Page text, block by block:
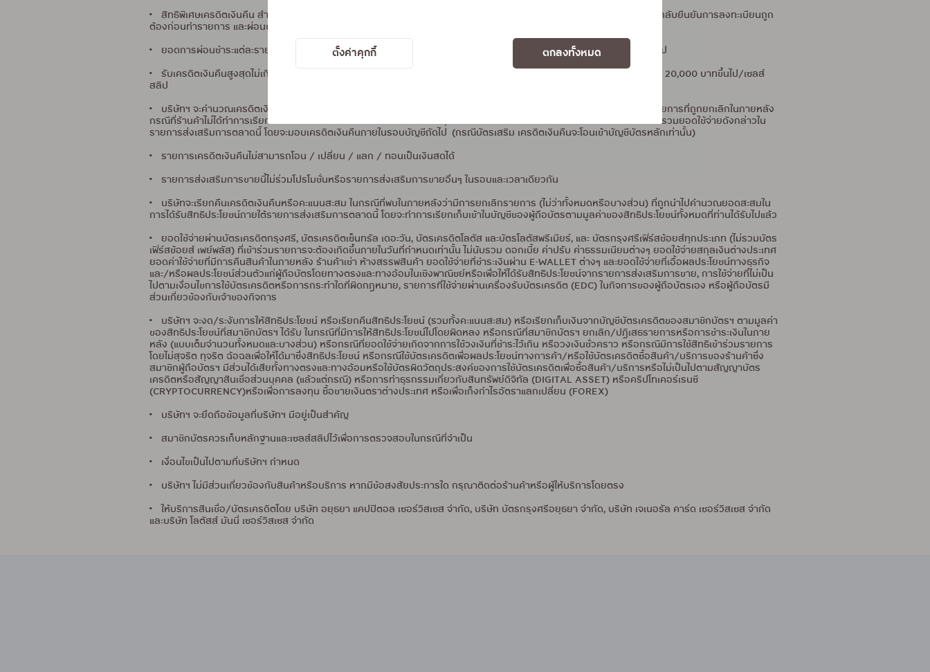
ตั้งค่าคุกกี้ ตกลงทั้งหมด
• สิทธิพิเศษเครดิตเงินคืน สำหรับลูกค้าที่ลงทะเบียน EDU2 ผ่านทางแอป UCHOOSE หรือผ่านทาง SMS และได้รับข้อความตอบกลับยืนยันการลงทะเบียนถูก
ต้องก่อนทำรายการ และผ่อนชำระสินค้าตามเงือนไขและข้อกำหนดของบริษัทฯ เท่านั้น
• ยอดการผ่อนชำระแต่ละรายการไม่สามารถนำมาสะสมหรือรวมกันได้ โดยจะคำนวณเครดิตเงินคืนจากยอดผ่อนชำระต่อเซสส์สลิป
• รับเครดิตเงินคืนสูงสุดไม่เกิน 45,000 บาท/บัญชีบัตรหลัก ตลอดรายการ โดยจะคำนวณเครดิตเงินคืนจากยอดผ่อนชำระตั้งแต่ 20,000 บาทขึ้นไป/เซลส์
สลิป
• บริษัทฯ จะคำนวณเครดิตเงินคืนหลังจากร้านค้าทำการเรียกเก็บยอดใช้จ่ายที่ถูกต้องครบถ้วนตามเงื่อนไข และไม่คำนวณรวมรายการที่ถูกยกเลิกในภายหลัง
กรณีที่ร้านค้าไม่ได้ทำการเรียกเก็บยอดใช้จ่ายภายใน 30 วัน นับจากวันสิ้นสุดรายการส่งเสริมการขาย บริษัทฯ ขอสงวนสิทธิ์ไม่นับรวมยอดใช้จ่ายดังกล่าวใน
รายการส่งเสริมการตลาดนี้ โดยจะมอบเครดิตเงินคืนภายในรอบบัญชีถัดไป (กรณีบัตรเสริม เครดิตเงินคืนจะโอนเข้าบัญชีบัตรหลักเท่านั้น)
• รายการเครดิตเงินคืนไม่สามารถโอน / เปลี่ยน / แลก / ทอนเป็นเงินสดได้
• รายการส่งเสริมการขายนี้ไม่ร่วมโปรโมชั่นหรือรายการส่งเสริมการขายอื่นๆ ในรอบและเวลาเดียวกัน
• บริษัทจะเรียกคืนเครดิตเงินคืนหรือคะแนนสะสม ในกรณีที่พบในภายหลังว่ามีการยกเลิกรายการ (ไม่ว่าทั้งหมดหรือบางส่วน) ที่ถูกนำไปคำนวณยอดสะสมใน
การได้รับสิทธิประโยชน์ภายใต้รายการส่งเสริมการตลาดนี้ โดยจะทำการเรียกเก็บเข้าในบัญชีของผู้ถือบัตรตามมูลค่าของสิทธิประโยชน์ทั้งหมดที่ท่านได้รับไปแล้ว
• ยอดใช้จ่ายผ่านบัตรเครดิตกรุงศรี, บัตรเครดิตเซ็นทรัล เดอะวัน, บัตรเครดิตโลตัส และบัตรโลตัสพรีเมียร์, และ บัตรกรุงศรีเฟิร์สช้อยส์ทุกประเภท (ไม่รวมบัตร
เฟิร์สช้อยส์ เพย์พลัส) ที่เข้าร่วมรายการจะต้องเกิดขึ้นภายในวันที่กำหนดเท่านั้น ไม่นับรวม ดอกเบี้ย ค่าปรับ ค่าธรรมเนียมต่างๆ ยอดใช้จ่ายสกุลเงินต่างประเทศ
ยอดค่าใช้จ่ายที่มีการคืนสินค้าในภายหลัง ร้านค้าเช่า ห้างสรรพสินค้า ยอดใช้จ่ายที่ชำระเงินผ่าน E-WALLET ต่างๆ และยอดใช้จ่ายที่เอื้อผลประโยชน์ทางธุรกิจ
และ/หรือผลประโยชน์ส่วนตัวแก่ผู้ถือบัตรโดยทางตรงและทางอ้อมในเชิงพาณิชย์หรือเพื่อให้ได้รับสิทธิประโยชน์จากรายการส่งเสริมการขาย, การใช้จ่ายที่ไม่เป็น
ไปตามเงื่อนไขการใช้บัตรเครดิตหรือการกระทำใดที่ผิดกฎหมาย, รายการที่ใช้จ่ายผ่านเครื่องรับบัตรเครดิต (EDC) ในกิจการของผู้ถือบัตรเอง หรือผู้ถือบัตรมี
ส่วนเกี่ยวข้องกับเจ้าของกิจการ
• บริษัทฯ จะงด/ระงับการให้สิทธิประโยชน์ หรือเรียกคืนสิทธิประโยชน์ (รวมทั้งคะแนนสะสม) หรือเรียกเก็บเงินจากบัญชีบัตรเครดิตของสมาชิกบัตรฯ ตามมูลค่า
ของสิทธิประโยชน์ที่สมาชิกบัตรฯ ได้รับ ในกรณีที่มีการให้สิทธิประโยชน์ไปโดยผิดหลง หรือกรณีที่สมาชิกบัตรฯ ยกเลิก/ปฏิเสธรายการหรือการชำระเงินในภาย
หลัง (แบบเต็มจำนวนทั้งหมดและบางส่วน) หรือกรณีที่ยอดใช้จ่ายเกิดจากการใช้วงเงินที่ชำระไว้เกิน หรือวงเงินชั่วคราว หรือกรณีมีการใช้สิทธิเข้าร่วมรายการ
โดยไม่สุจริต ทุจริต ฉ้อฉลเพื่อให้ได้มาซึ่งสิทธิประโยชน์ หรือกรณีใช้บัตรเครดิตเพื่อผลประโยชน์ทางการค้า/หรือใช้บัตรเครดิตซื้อสินค้า/บริการของร้านค้าซึ่ง
สมาชิกผู้ถือบัตรฯ มีส่วนได้เสียทั้งทางตรงและทางอ้อมหรือใช้บัตรผิดวัตถุประสงค์ของการใช้บัตรเครดิตเพื่อซื้อสินค้า/บริการหรือไม่เป็นไปตามสัญญาบัตร
เครดิตหรือสัญญาสินเชื่อส่วนบุคคล (แล้วแต่กรณี) หรือการทำธุรกรรมเกี่ยวกับสินทรัพย์ดิจิทัล (DIGITAL ASSET) หรือคริปโทเคอร์เรนซี
(CRYPTOCURRENCY)หรือเพื่อการลงทุน ซื้อขายเงินตราต่างประเทศ หรือเพื่อเก็งกำไรอัตราแลกเปลี่ยน (FOREX)
• บริษัทฯ จะยึดถือข้อมูลที่บริษัทฯ มีอยู่เป็นสำคัญ
• สมาชิกบัตรควรเก็บหลักฐานและเซลส์สลิปไว้เพื่อการตรวจสอบในกรณีที่จำเป็น
• เงื่อนไขเป็นไปตามที่บริษัทฯ กำหนด
• บริษัทฯ ไม่มีส่วนเกี่ยวข้องกับสินค้าหรือบริการ หากมีข้อสงสัยประการใด กรุณาติดต่อร้านค้าหรือผู้ให้บริการโดยตรง
• ให้บริการสินเชื่อ/บัตรเครดิตโดย บริษัท อยุธยา แคปปิตอล เซอร์วิสเซส จำกัด, บริษัท บัตรกรุงศรีอยุธยา จำกัด, บริษัท เจเนอรัล คาร์ด เซอร์วิสเซส จำกัด
และบริษัท โลตัสส์ มันนี่ เซอร์วิสเซส จำกัด